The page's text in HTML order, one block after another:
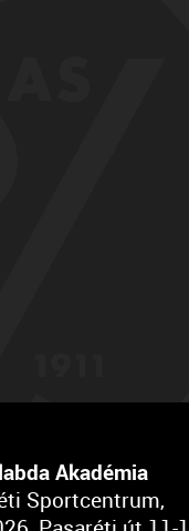
Akadémia
Sportcentrum,